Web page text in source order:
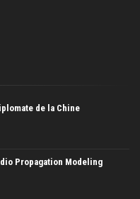
de la Chine
Propagation Modeling